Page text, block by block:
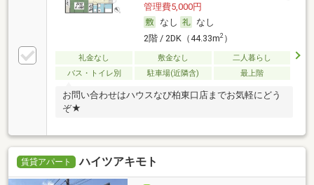
管理費5,000円
なし
なし
2階 / 2DK（44.33m2）
礼金なし 敷金なし
二人暮らし
バス・トイレ別
駐車場(近隣含) 最上階
お問い合わせはハウスなび柏東口店までお気軽にどう
ぞ★
賃貸アパート ハイツアキモト